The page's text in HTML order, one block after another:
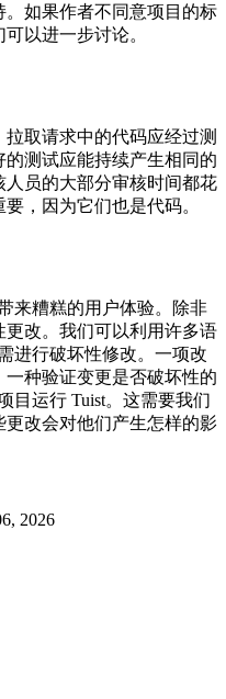
如果作者不同意项目的标
以进一步讨论。
取请求中的代码应经过测
测试应能持续产生相同的
员的大部分审核时间都花
，因为它们也是代码。
来糟糕的用户体验。除非
改。我们可以利用许多语
进行破坏性修改。一项改
种验证变更是否破坏性的
目运行 Tuist。这需要我们
改会对他们产生怎样的影
2026